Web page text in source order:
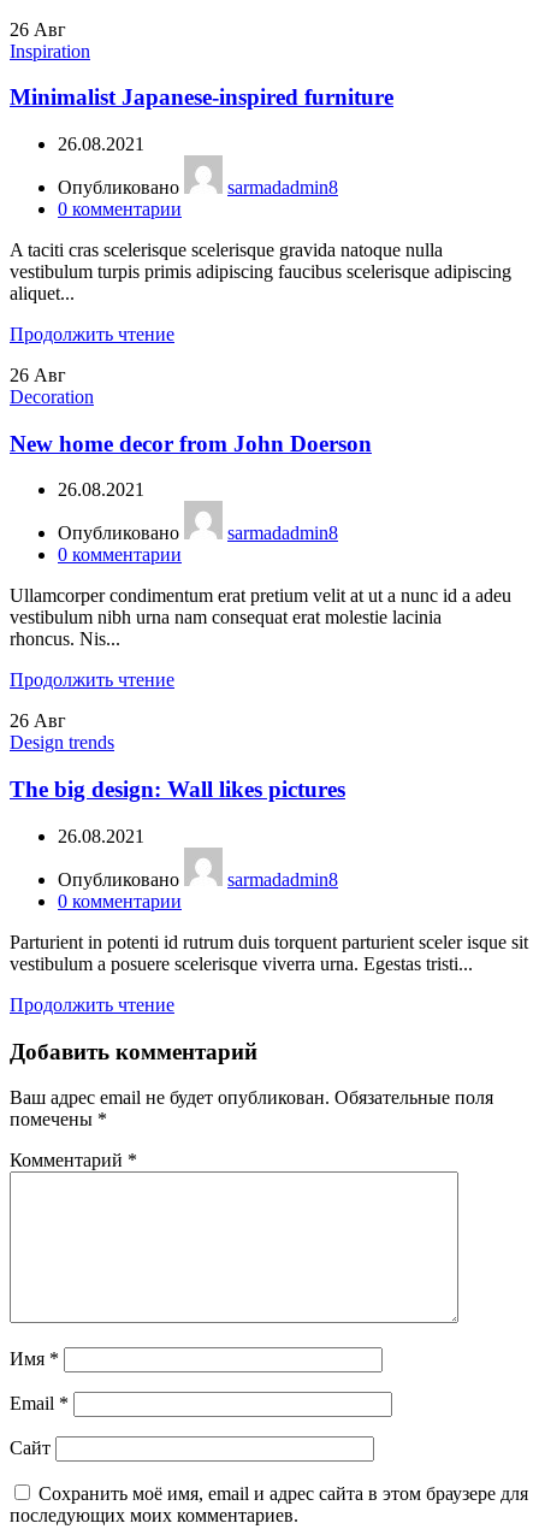
26 Авг
Inspiration
Minimalist Japanese-inspired furniture
26.08.2021
Опубликовано
sarmadadmin8
0 комментарии
A taciti cras scelerisque scelerisque gravida natoque nulla
vestibulum turpis primis adipiscing faucibus scelerisque adipiscing
aliquet...
Продолжить чтение
26 Авг
Decoration
New home decor from John Doerson
26.08.2021
Опубликовано
sarmadadmin8
0 комментарии
Ullamcorper condimentum erat pretium velit at ut a nunc id a adeu
vestibulum nibh urna nam consequat erat molestie lacinia
rhoncus. Nis...
Продолжить чтение
26 Авг
Design trends
The big design: Wall likes pictures
26.08.2021
Опубликовано
sarmadadmin8
0 комментарии
Parturient in potenti id rutrum duis torquent parturient sceler isque sit
vestibulum a posuere scelerisque viverra urna. Egestas tristi...
Продолжить чтение
Добавить комментарий
Ваш адрес email не будет опубликован. Обязательные поля
помечены *
Комментарий *
Имя *
Email *
Сайт
Сохранить моё имя, email и адрес сайта в этом браузере для
последующих моих комментариев.